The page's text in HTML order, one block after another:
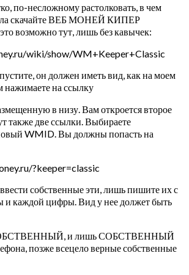
по-несложному растолковать, в чем
скачайте ВЕБ МОНЕЙ КИПЕР
возможно тут, лишь без кавычек:
wiki/show/WM+Keeper+Classic
он должен иметь вид, как на моем
нажимаете на ссылку
в низу. Вам откроется второе
также две ссылки. Выбираете
WMID. Вы должны попасть на
?keeper=classic
собственные эти, лишь пишите их с
и каждой цифры. Вид у нее должет быть
и лишь СОБСТВЕННЫЙ
позже всецело верные собственные